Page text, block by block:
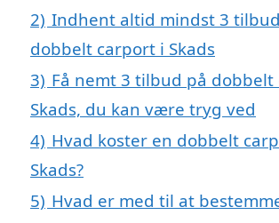
2) Indhent altid mindst 3
dobbelt carport i Skads
3) Få nemt 3 tilbud på
Skads, du kan være tryg ved
4) Hvad koster en dobbelt
Skads?
5) Hvad er med til at